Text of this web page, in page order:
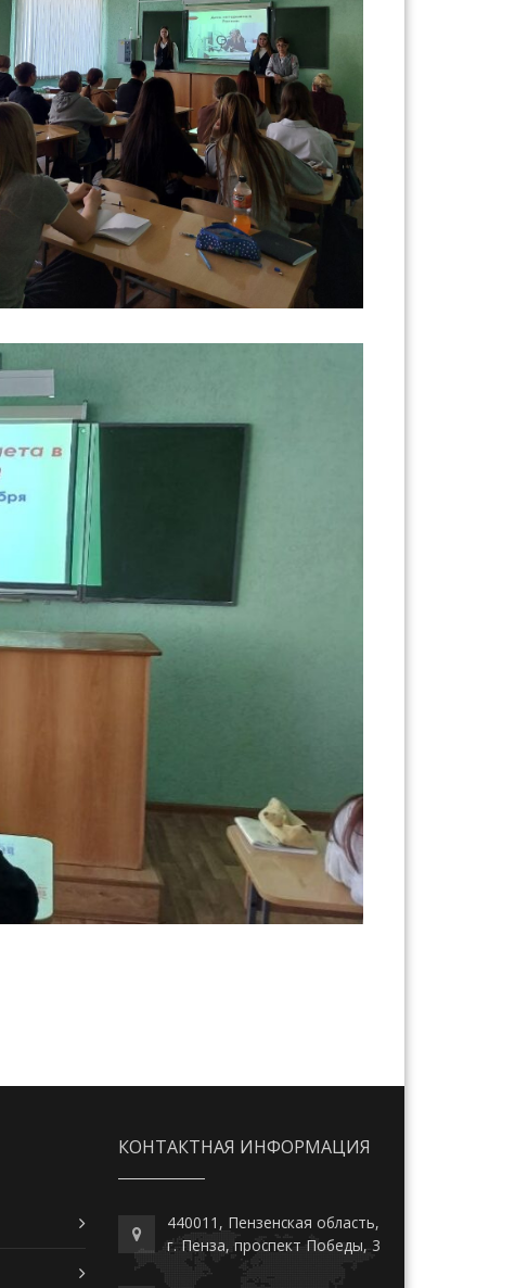
КОНТАКТНАЯ ИНФОРМАЦИЯ
440011, Пензенская область,
г. Пенза, проспект Победы, 3